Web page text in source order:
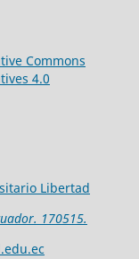
Commons
4.0
Libertad
170515.